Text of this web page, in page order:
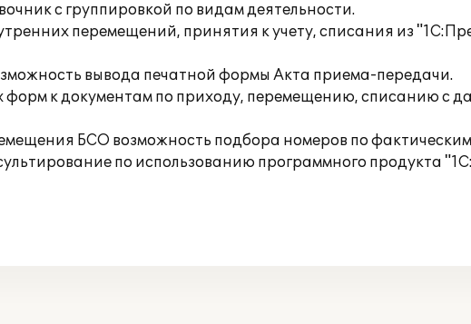
с группировкой по видам деятельности.
перемещений, принятия к учету, списания из
вывода печатной формы Акта приема-передачи.
форм к документам по приходу, перемещению, списанию с
БСО возможность подбора номеров по
по использованию программного продукта